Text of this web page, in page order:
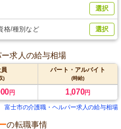
選択
格/種別など 選択
求人の給与相場
)
パート・アルバイト
(時給)
円 1,070円
富士市の介護職・ヘルパー求人の給与相場
の転職事情